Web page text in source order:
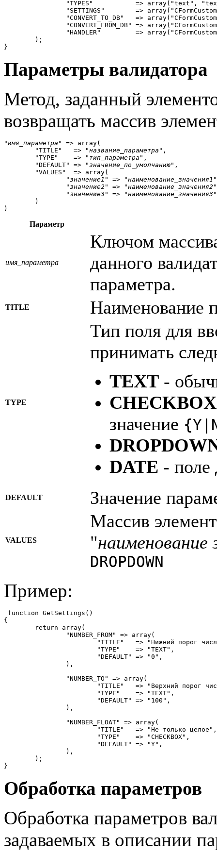
}
Параметры валидатора
Метод, заданный
возвращать массив
"имя_параметра " => array(
	"TITLE"   => "
название_параметра ",
	"TYPE"    => "
тип_параметра ",
	"DEFAULT" => "
значение_по_умолчанию",
		"
значение1 " => "наименование_значения1
		"
значение2 " => "наименование_значения2
		"
значение3 " => "наименование_значения3 "
)
Параметр
имя_параметра
Ключом
данного
параметра.
TITLE Наименование
TYPE
Тип поля для
принимать
TEXT -
CHECKBOX
значение
DATE - поле
DEFAULT Значение
VALUES
Массив
"наименование
DROPDOWN
Пример:
function GetSettings()
{
}
Обработка параметров
Обработка параметров
задаваемых в описании